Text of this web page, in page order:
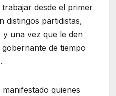
desde el primer
distingos partidistas,
una vez que le den
de tiempo
quienes